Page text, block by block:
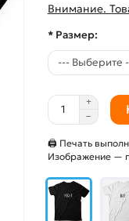
Внимание.
* Размер:
🖨 Печать
Изображение —